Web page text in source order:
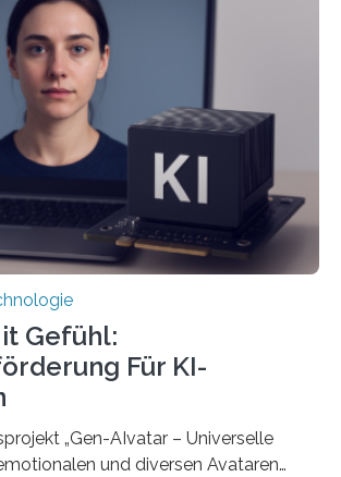
Gefühl:
Für KI-
„Gen-AIvatar – Universelle
und diversen Avataren